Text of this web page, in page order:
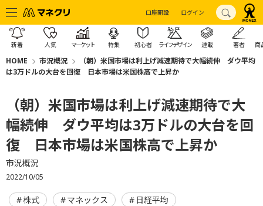
口座開設 ログイン
新着 人気 マーケット 特集 初心者 ライフデザイン 連載 著者 商
HOME 市況概況
（朝）米国市場は利上げ減速期待で大幅続伸 ダウ平均
は3万ドルの大台を回復 日本市場は米国株高で上昇か
（朝）米国市場は利上げ減速期待で大
幅続伸 ダウ平均は3万ドルの大台を回
復 日本市場は米国株高で上昇か
市況概況
2022/10/05
株式 マネックス 日経平均